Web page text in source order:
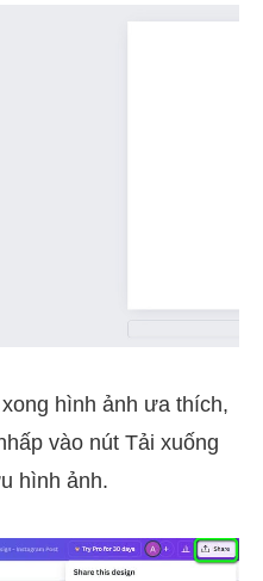
hình ảnh ưa thích,
vào nút Tải xuống
hình ảnh.